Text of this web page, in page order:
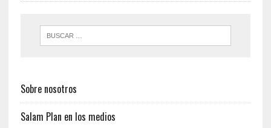
Sobre nosotros
Salam Plan en los medios